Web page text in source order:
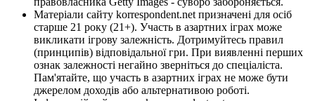
Матеріали сайту korrespondent.net призначені для осіб
старше 21 року (21+). Участь в азартних іграх може
викликати ігрову залежність. Дотримуйтесь правил
(принципів) відповідальної гри. При виявленні перших
ознак залежності негайно зверніться до спеціаліста.
Пам'ятайте, що участь в азартних іграх не може бути
джерелом доходів або альтернативою роботі.